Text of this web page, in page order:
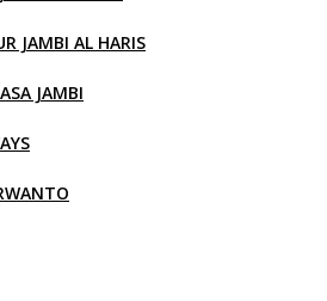
JAMBI AL HARIS
JAMBI